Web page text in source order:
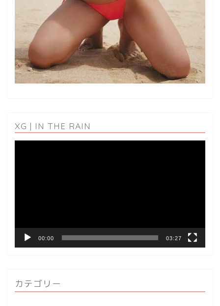
XG | IN THE RAIN
00:00 03:27
カテゴリー